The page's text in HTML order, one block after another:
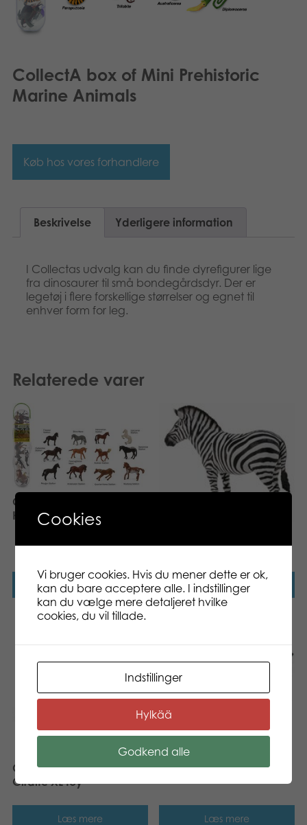
Arkiverede produkter
Svenska
CollectA box of Mini Prehistoric
Marine Animals
Køb hos vores forhandlere
Beskrivelse Yderligere information
I Collectas udvalg kan du finde dyrefigurer lige
fra dinosaurer til små bondegårdsdyr. Der er
legetøj i flere forskellige størrelser og egnet til
enhver form for leg.
Relaterede varer
CollectA Box of Mini
Horses in tube toy
Læs mere
L toy
Læs mere
CollectA Reticulated
Giraffe XL toy
Læs mere
CollectA Triceratops L toy
Læs mere
Cookies
Vi bruger cookies. Hvis du mener dette er ok,
kan du bare acceptere alle. I indstillinger
kan du vælge mere detaljeret hvilke
cookies, du vil tillade.
Indstillinger
Hylkää
Godkend alle